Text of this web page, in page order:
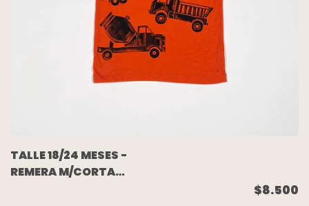
TALLE 18/24 MESES -
REMERA M/CORTA
$8.500